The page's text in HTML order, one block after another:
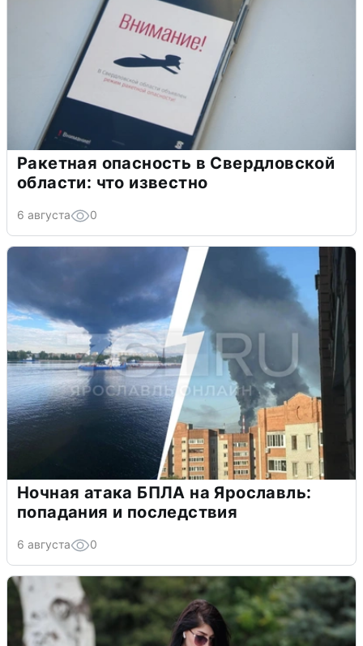
Ракетная опасность в Свердловской
области: что известно
6 августа 0
Ночная атака БПЛА на Ярославль:
попадания и последствия
6 августа 0